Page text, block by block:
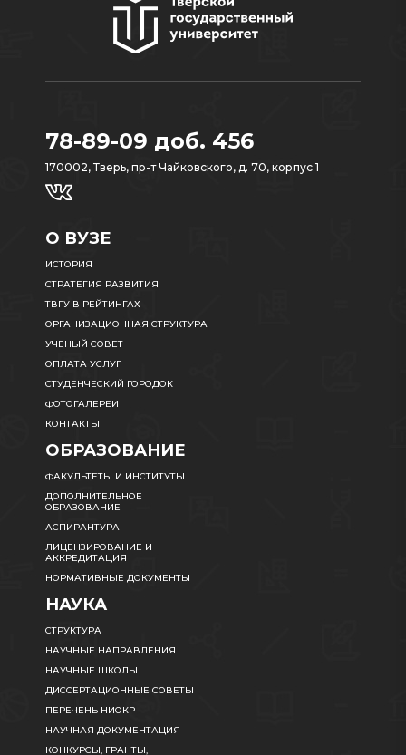
78-89-09 доб. 456
170002, Тверь, пр-т Чайковского, д. 70, корпус 1
О ВУЗЕ
ИСТОРИЯ
СТРАТЕГИЯ РАЗВИТИЯ
ТВГУ В РЕЙТИНГАХ
ОРГАНИЗАЦИОННАЯ СТРУКТУРА
УЧЕНЫЙ СОВЕТ
ОПЛАТА УСЛУГ
СТУДЕНЧЕСКИЙ ГОРОДОК
ФОТОГАЛЕРЕИ
КОНТАКТЫ
ОБРАЗОВАНИЕ
ФАКУЛЬТЕТЫ И ИНСТИТУТЫ
ДОПОЛНИТЕЛЬНОЕ
ОБРАЗОВАНИЕ
АСПИРАНТУРА
ЛИЦЕНЗИРОВАНИЕ И
АККРЕДИТАЦИЯ
НОРМАТИВНЫЕ ДОКУМЕНТЫ
НАУКА
СТРУКТУРА
НАУЧНЫЕ НАПРАВЛЕНИЯ
НАУЧНЫЕ ШКОЛЫ
ДИССЕРТАЦИОННЫЕ СОВЕТЫ
ПЕРЕЧЕНЬ НИОКР
НАУЧНАЯ ДОКУМЕНТАЦИЯ
КОНКУРСЫ, ГРАНТЫ,